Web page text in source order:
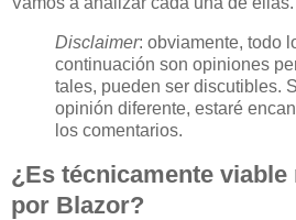
Disclaimer: obviamente, todo
continuación son opiniones
tales, pueden ser discutibles.
opinión diferente, estaré
los comentarios.
¿Es técnicamente viable
por Blazor?